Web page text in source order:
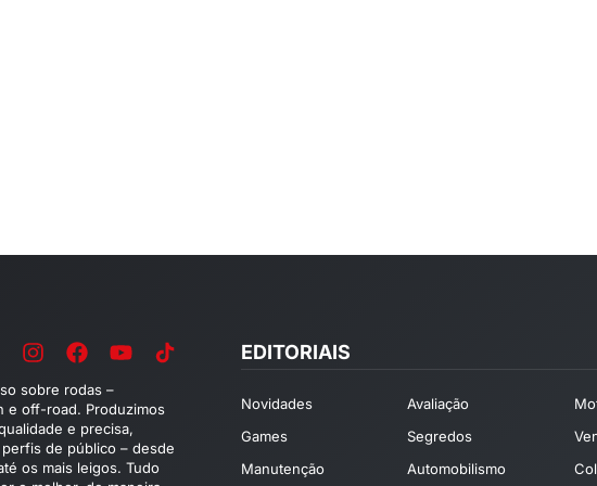
sobre rodas –
e off-road. Produzimos
e precisa,
de público – desde
os mais leigos. Tudo
EDITORIAIS
Novidades Avaliação
Games
Segredos
Manutenção
Automobilismo